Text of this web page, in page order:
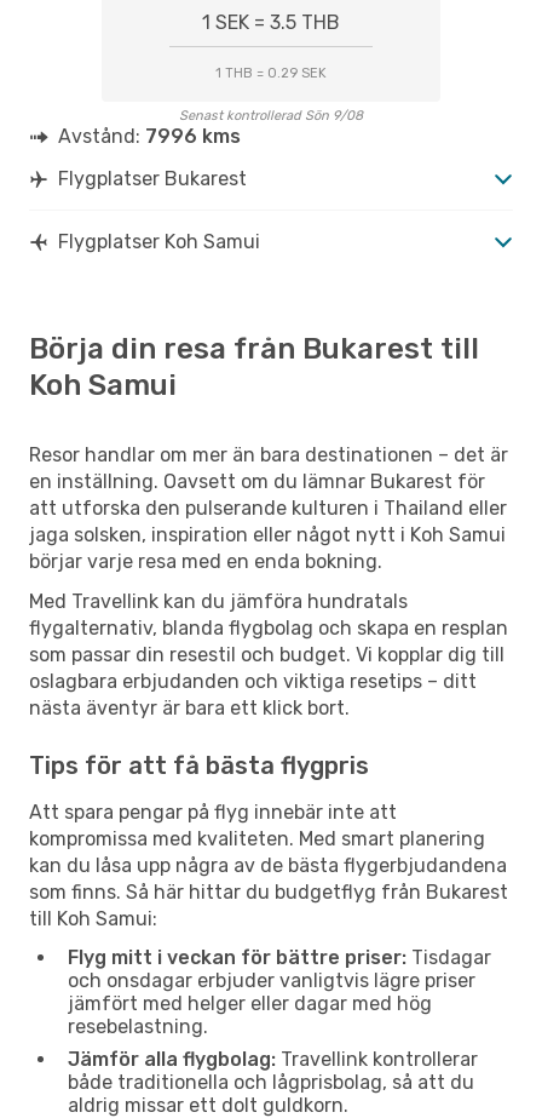
1 SEK = 3.5 THB
1 THB = 0.29 SEK
Senast kontrollerad Sön 9/08
Avstånd: 7996 kms
Flygplatser Bukarest
Flygplatser Koh Samui
Börja din resa från Bukarest till
Koh Samui
Resor handlar om mer än bara destinationen – det är
en inställning. Oavsett om du lämnar Bukarest för
att utforska den pulserande kulturen i Thailand eller
jaga solsken, inspiration eller något nytt i Koh Samui
börjar varje resa med en enda bokning.
Med Travellink kan du jämföra hundratals
flygalternativ, blanda flygbolag och skapa en resplan
som passar din resestil och budget. Vi kopplar dig till
oslagbara erbjudanden och viktiga resetips – ditt
nästa äventyr är bara ett klick bort.
Tips för att få bästa flygpris
Att spara pengar på flyg innebär inte att
kompromissa med kvaliteten. Med smart planering
kan du låsa upp några av de bästa flygerbjudandena
som finns. Så här hittar du budgetflyg från Bukarest
till Koh Samui:
Flyg mitt i veckan för bättre priser: Tisdagar
och onsdagar erbjuder vanligtvis lägre priser
jämfört med helger eller dagar med hög
resebelastning.
Jämför alla flygbolag: Travellink kontrollerar
både traditionella och lågprisbolag, så att du
aldrig missar ett dolt guldkorn.